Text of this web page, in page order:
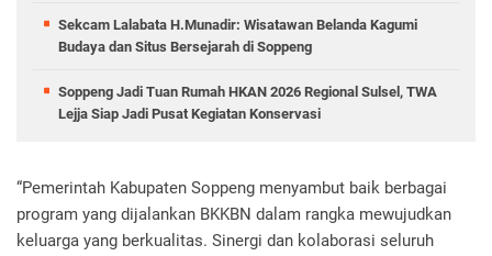
Sekcam Lalabata H.Munadir: Wisatawan Belanda Kagumi
Budaya dan Situs Bersejarah di Soppeng
Soppeng Jadi Tuan Rumah HKAN 2026 Regional Sulsel, TWA
Lejja Siap Jadi Pusat Kegiatan Konservasi
“Pemerintah Kabupaten Soppeng menyambut baik berbagai
program yang dijalankan BKKBN dalam rangka mewujudkan
keluarga yang berkualitas. Sinergi dan kolaborasi seluruh